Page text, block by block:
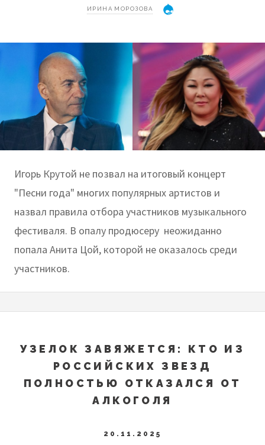
ИРИНА МОРОЗОВА
Игорь Крутой не позвал на итоговый концерт
"Песни года" многих популярных артистов и
назвал правила отбора участников музыкального
фестиваля. В опалу продюсеру неожиданно
попала Анита Цой, которой не оказалось среди
участников.
УЗЕЛОК ЗАВЯЖЕТСЯ: КТО ИЗ
РОССИЙСКИХ ЗВЕЗД
ПОЛНОСТЬЮ ОТКАЗАЛСЯ ОТ
АЛКОГОЛЯ
20.11.2025